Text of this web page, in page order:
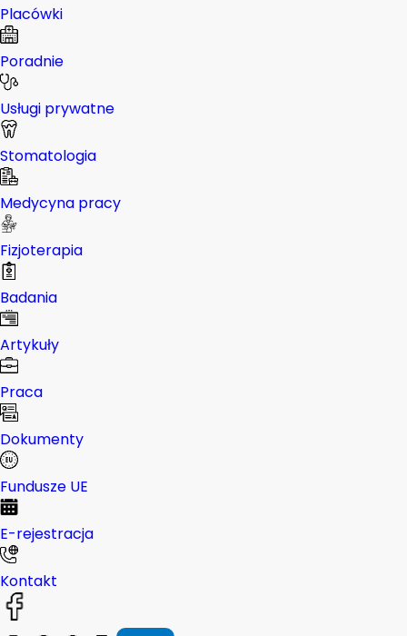
Placówki
Poradnie
Usługi prywatne
Stomatologia
Medycyna pracy
Fizjoterapia
Badania
Artykuły
Praca
Dokumenty
Fundusze UE
E-rejestracja
Kontakt